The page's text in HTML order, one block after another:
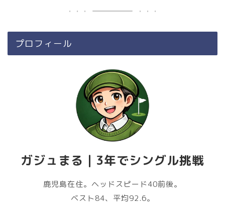
プロフィール
ガジュまる｜3年でシングル挑戦
鹿児島在住。ヘッドスピード40前後。
ベスト84、平均92.6。